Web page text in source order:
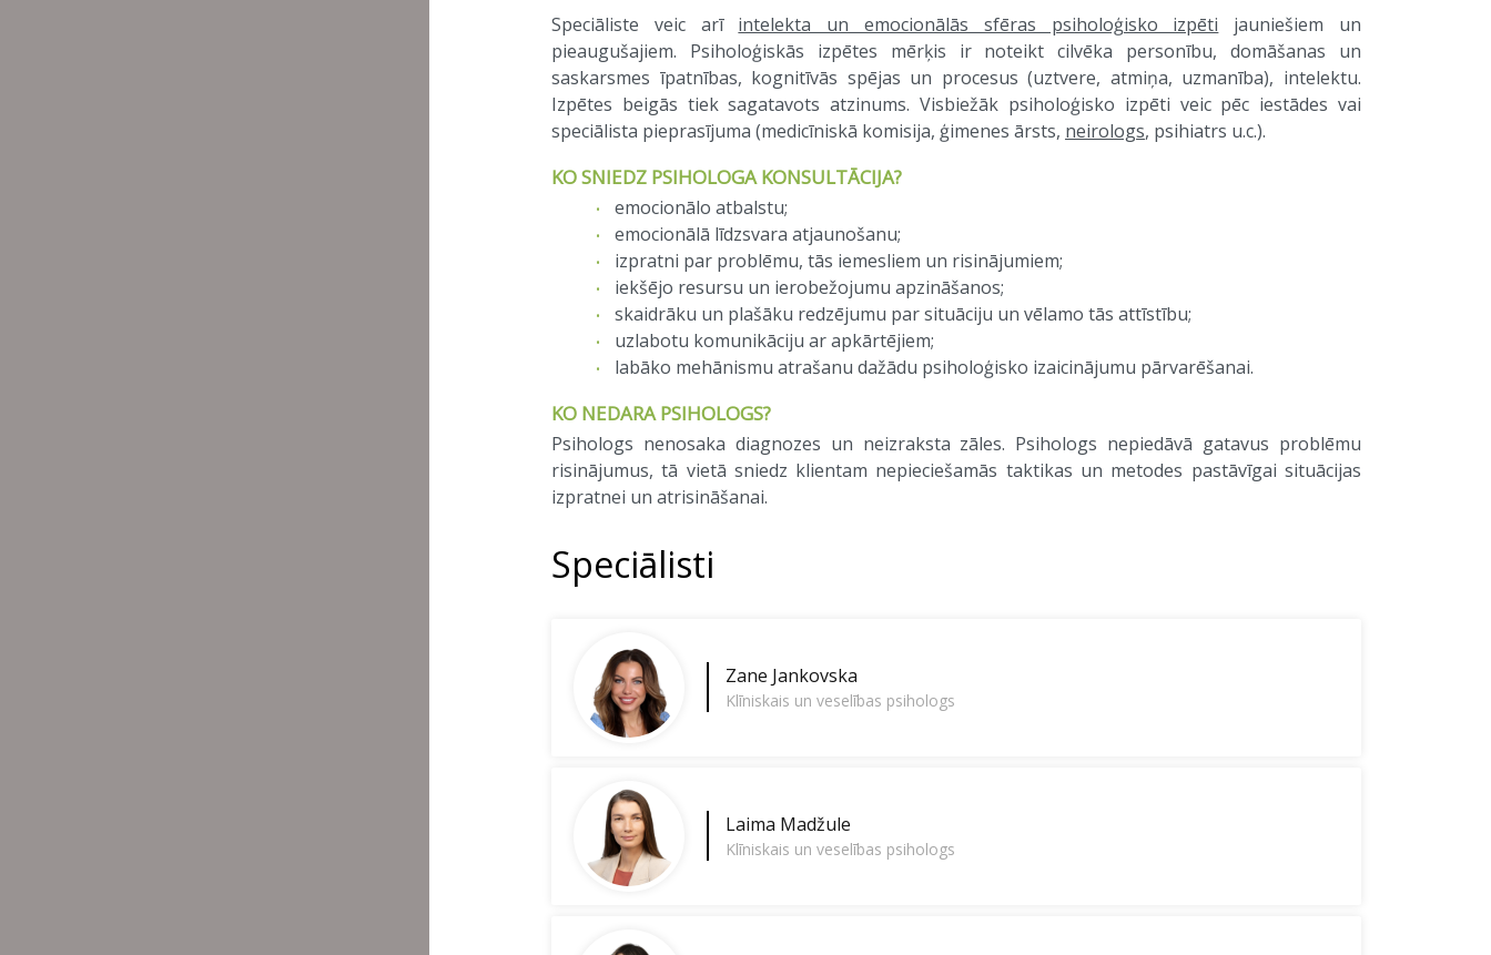
Speciāliste veic arī intelekta un emocionālās sfēras psiholoģisko izpēti jauniešiem un
pieaugušajiem. Psiholoģiskās izpētes mērķis ir noteikt cilvēka personību, domāšanas un
saskarsmes īpatnības, kognitīvās spējas un procesus (uztvere, atmiņa, uzmanība), intelektu.
Izpētes beigās tiek sagatavots atzinums. Visbiežāk psiholoģisko izpēti veic pēc iestādes vai
speciālista pieprasījuma (medicīniskā komisija, ģimenes ārsts, neirologs, psihiatrs u.c.).
KO SNIEDZ PSIHOLOGA KONSULTĀCIJA?
emocionālo atbalstu;
emocionālā līdzsvara atjaunošanu;
izpratni par problēmu, tās iemesliem un risinājumiem;
iekšējo resursu un ierobežojumu apzināšanos;
skaidrāku un plašāku redzējumu par situāciju un vēlamo tās attīstību;
uzlabotu komunikāciju ar apkārtējiem;
labāko mehānismu atrašanu dažādu psiholoģisko izaicinājumu pārvarēšanai.
KO NEDARA PSIHOLOGS?
Psihologs nenosaka diagnozes un neizraksta zāles. Psihologs nepiedāvā gatavus problēmu
risinājumus, tā vietā sniedz klientam nepieciešamās taktikas un metodes pastāvīgai situācijas
izpratnei un atrisināšanai.
Speciālisti
Zane Jankovska
Klīniskais un veselības psihologs
Laima Madžule
Klīniskais un veselības psihologs